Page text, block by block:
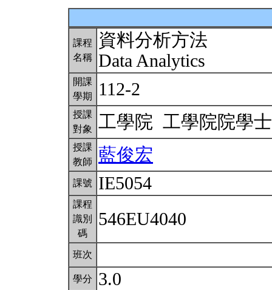
課程
名稱
資料分析方法
Data Analytics
開課
學期
112-2
授課
對象
工學院 工學院院學
授課
教師
藍俊宏
課號 IE5054
課程
識別
碼
546EU4040
班次
學分 3.0